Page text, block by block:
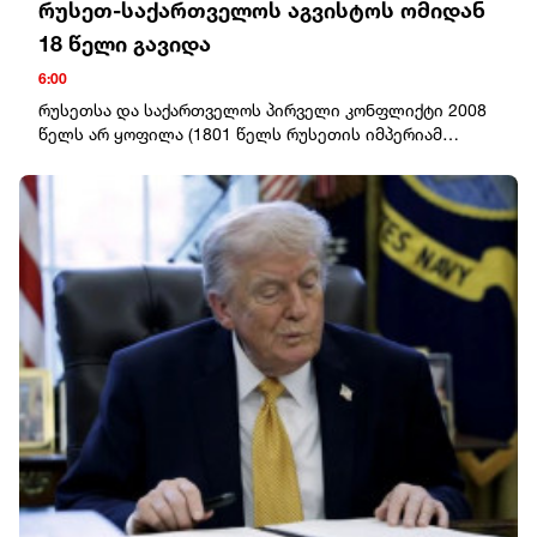
რუსეთ-საქართველოს აგვისტოს ომიდან
18 წელი გავიდა
6:00
რუსეთსა და საქართველოს პირველი კონფლიქტი 2008 წელს არ ყოფილა (1801 წელს რუსეთის იმპერიამ ქართლ-კახეთის სამეფო გააუქმა; 1810 წელს – იმერეთის სამეფო, 1828 წელს – გურიის, 1857 წელს – სვანეთის სამთავრო, 1864 წელს – აფხაზეთის, 1867 წელს კი – სამეგრელოს სამთავრო ოფიციალურად გააუქმა; 1921 წლის თებერვალში საქართველოში “წითელი არმია” შემოიჭრა, რასაც 70-წლიანი საბჭოთა მმართველობა მოჰყვა; 1924 წელს კომუნისტებმა დამოუკიდებლობისთვის მებრძოლი ათასობით ქართველი დახვრიტეს; მასობრივი რეპრესიები განხორციელდა 1937 წელსაც; 1989 წლის 9 აპრილს თავისუფლების მოედანზე, საბჭოთა სადამსჯელო რაზმის შემოსვლას 21 მშვიდობიანი დემონსტრანტის დაღუპვა მოჰყვა; რუსეთის დახმარებით, 1992 წელს საქართველოს – სამაჩაბლო, ხოლო 1993 წელს – აფხაზეთი გამოეყო, აღნიშნულ რეგიონებში ეთნიკური წმენდა განხორციელდა, თუმცა მაშინ და 2008 წლამდე ეს “ქართულ-აფხაზურ”‘და “ქართულ-ოსურ” ეთნიკურ კონფლიქტებად მოინათლა), თუმცა ამ დაპირისპირებას პირველად, ოფიციალურად ეწოდა “რუსეთ-საქართველოს” ომი და საერთაშორისო პრაქტიკაში დაიწყო დამკვიდრება ტერმინმა “ოკუპაცია”.2008 წლის აგვისტოს ომის შემდეგ, 26 აგვისტოს რუსეთის მაშინდელმა პრეზიდენტმა დიმიტრი მედვედევმა საქართველოს ორი რეგიონის – აფხაზეთის და ე.წ. სამხრეთ ოსეთის “დამოუკიდებლობა” გამოაცხადა. “მცოცავი ოკუპაცია”, ტერიტორიების მიტაცება და ადამიანების გატაცება დღემდე გრძელდება.2008 წლის აგვისტოს ომში დაღუპულ სამხედრო მოსამსახურეთა სიამ.შ. ოფიცერი: 22კაპრალ/სერჟანტი: 133რიგითი: 1რეზერვისტი: 10სამოქალაქო პირი: 3კაპიტან-ლეიტენანტი ჭიტაძე თეიმურაზ თამაზის ძე – სამხედრო საზღვაო-ძალებიკაპრალი დათუაშვილი ზვიად რევაზის ძე – სამხედრო საზღვაო-ძალებიკაპრალი ფიჩხაია თემურ გოგის ძე – სამხედრო საზღვაო-ძალებიკაპრალი ღვინჯილია გიორგი ნუგზარის ძე – სამხედრო საზღვაო-ძალებიკაპრალი ბარბაქაძე ზვიად ზურაბის ძე – სამხედრო საზღვაო-ძალებიკაპიტანი ბალხამიშვილი ალბერტ უშანგის ძე – სამხედრო-საჰაერო ძალებისერჟანტი დევნოზაშვილი ნოდარ ეფრემის ძე – სამხედრო-საჰაერო ძალებიავიაციის უმცროსი სერჟანტი ნანუაშვილი გიორგი ჯიმშერის ძე – სამხედრო-საჰაერო ძალებიკაპრალი ბასილაძე ბადრი გიორგის ძე – სამხედრო-საჰაერო ძალებიკაპრალი ტრაპაიძე შალვა გურამის ძე – I ქვეითი ბრიგადაკაპრალი თაყაძე ვიტალი ილიას ძე – I ქვეითი ბრიგადაკაპრალი ბეკურაშვილი მამუკა გოჩას ძე – I ქვეითი ბრიგადალეიტენანტი ხურციძე შოთა ოლეგის ძე – I ქვეითი ბრიგადაკაპრალი შაინიძე ასლან ჯემალის ძე – I ქვეითი ბრიგადაკაპრალი ნიკიტინი თამაზ ედუარდის ძე – II ქვეითი ბრიგადაუმცროსი სერჟანტი ფანცულაია მამია თამაზის ძე – II ქვეითი ბრიგადაკაპრალი თეფანია ლევან ოთარის ძე – II ქვეითი ბრიგადაუმცროსი სერჟანტი დიასამიძე ედნარ დურსუნის ძე – II ქვეითი ბრიგადაკაპრალი ჯაილოვა დიმიტრი ოთარის ძე – II ქვეითი ბრიგადაკაპრალი ბოკუჩავა თემურ ტარიელის ძე – II ქვეითი ბრიგადაკაპრალი სამაკაშვილი მამუკა ნუგზარის ძე – II ქვეითი ბრიგადაკაპრალი შაინიძე ამირან ნოდარის ძე – II ქვეითი ბრიგადაკაპრალი აბაშიძე მალხაზ ილიას ძე – II ქვეითი ბრიგადაკაპრალი ბალაშვილი ზურაბ გივის ძე – II ქვეითი ბრიგადაკაპრალი დვალიშვილი მიხეილ დავითის ძე – II ქვეითი ბრიგადაკაპრალი ბერიძე თეიმურაზ ბეჟანის ძე – II ქვეითი ბრიგადაკაპრალი შეყლაშვილი ილია ვაჟას ძე – II ქვეითი ბრიგადაუმცროსი სერჟანტი თურმანიძე ფრიდონ გიორგის ძე – II ქვეითი ბრიგადასერჟანტი შაინიძე ვაჟა ნოდარის ძე – II ქვეითი ბრიგადაუმცროსი სერჟანტი გელდიაშვილი ანზორ ვახტანგის ძე – II ქვეითი ბრიგადაუმცროსი სერჟანტი კოხრეიძე ლევან რეზოს ძე – II ქვეითი ბრიგადაუმცროსი სერჟანტი ონიანი ალექსანდრე ვალოდის ძე – II ქვეითი ბრიგადაკაპრალი წულაძე რუსლან ვილორიკის ძე – II ქვეითი ბრიგადაკაპრალი ფორჩხიძე ნიკოლოზ ჯონდოს ძე – II ქვეითი ბრიგადაკაპრალი კუპატაძე შმაგი როლანდის ძე – II ქვეითი ბრიგადაკაპრალი კაცაძე ზვიად სერგოს ძე – II ქვეითი ბრიგადაკაპრალი ჯანელიძე ირაკლი ვაჟას ძე – II ქვეითი ბრიგადაკაპრალი ბარამია მარლენ ტარიელის ძე – II ქვეითი ბრიგადასერჟანტი მელქაძე ლევან თამაზის ძე – II ქვეითი ბრიგადაკაპიტანი ლაგურაშვილი ლერი თენგიზის ძე – II ქვეითი ბრიგადაკაპრალი მანძულაშვილი ლევან ოლეგის ძე – II ქვეითი ბრიგადაკაპრალი წილოსანი ემზარ შუქრის ძე - II ქვეითი ბრიგადაავიაციის უმცროსი სერჟანტი კაკაურიძე ფელიქს მიტუშას ძე - II ქვეითი ბრიგადაკაპრალი ზოიძე რომანი ლევანის ძე- II ქვეითი ბრიგადაკაპრალი კოშაძე კახა აკაკის ძე- II ქვეითი ბრიგადაუმცროსი სერჟანტი გოგნაძე ვალერი სულიკოს ძე- II ქვეითი ბრიგადაუმცროსი სერჟანტი ეფაძე ზურაბ ავთანდილის ძე – III ქვეითი ბრიგადაუმცროსი სერჟანტი გაბუნია ილია ივანეს ძე – II ქვეითი ბრიგადაკაპრალი ტატუაშვილი გიორგი ზაურის ძე – III ქვეითი ბრიგადაკაპრალი ზაზაშვილი ალექსანდრე პავლეს ძე – III ქვეითი ბრიგადაკაპრალი ქამაშიძე ავთანდილ იოსების ძე – III ქვეითი ბრიგადაკაპრალი ხარჩილავა კობა რევაზის ძე – III ქვეითი ბრიგადაკაპრალი ბალახაშვილი არტემ გურამის ძე – III ქვეითი ბრიგადაუმცროსი სერჟანტი თუთისანი მერაბ მურმანის ძე – III ქვეითი ბრიგადაკაპრალი ციცქიშვილი ვალერი რეზოს ძე – III ქვეითი ბრიგადაკაპრალი გოგორიშვილი გიგა ტიტეს ძე – III ქვეითი ბრიგადაუმცროსი სერჟანტი კოპალიანი პაატა ჯეირანის ძე – III ქვეითი ბრიგადაუმცროსი სერჟანტი ბრეგაძე ფრიდონ ავთანდილის ძე – III ქვეითი ბრიგადაკაპიტანი ახობაძე მერაბ ტარიელის ძე – IV ქვეითი ბრიგადაკაპიტანი სერგია კობა იურის ძე – IV ქვეითი ბრიგადაკაპიტანი კირაკოზაშვილი გიორგი ოთარის ძე- IV ქვეითი ბრიგადამაიორი დოლიძე შალვა ზაურის ძე – IV ქვეითი ბრიგადასერჟანტი მგალობლიშვილი ფილიპე ჰამლეტის ძე – IV ქვეითი ბრიგადაუფროსი ლეიტენანტი ბაბუციძე ილია გიორგის ძე – IV ქვეითი ბრიგადაუფროსი ლეიტენანტი ნადარეიშვილი გიორგი გენადის ძე- IV ქვეითი ბრიგადალეიტენანტი ბარდაველიძე ალია მერაბის ძე- IV ქვეითი ბრიგადაკაპრალი დევდარიანი ლევან ცაგოს ძე- IV ქვეითი ბრიგადაკაპრალი ბაზაძე ირაკლი ომარის ძე- IV ქვეითი ბრიგადაკაპრალი თენიეშვილი ზაურ ჯუმბერის ძე- IV ქვეითი ბრიგადაკაპრალი ლომიძე ავედიკ ვახტანგის ძე- IV ქვეითი ბრიგადაკაპრალი ყალაბეგიშვილი ნიკა გაბრიელის ძე- IV ქვეითი ბრიგადა-70კაპრალი ჯიქია დავით დაზმერის ძე- IV ქვეითი ბრიგადაკაპრალი დადვანი საბა შამილის ძე – IV ქვეითი ბრიგადაკაპრალი ირემაძე მურთაზ გურამის ძე – IV ქვეითი ბრიგადაკაპრალი გზირიშვილი ვახტანგ ბადრის ძე – IV ქვეითი ბრიგადაკაპრალი დვალიშვილი დავით რობერტის ძე – IV ქვეითი ბრიგადაკაპრალი დოიჯაშვილი ონისე ლევანის ძე – IV ქვეითი ბრიგადაკაპრალი მჟავანაძე რაულ ასლანის ძე – IV ქვეითი ბრიგადაკაპრალი ჩადუნელი დევი ჯონდოს ძე – IV ქვეითი ბრიგადაკაპრალი ქარჩავა გოგიტა ნუგზარის ძე – IV ქვეითი ბრიგადაკაპრალი მახარაშვილი ზაურ მურმანის ძე – IV ქვეითი ბრიგადა-80კაპრალი წურწუმია კობა ამირანის ძე – IV ქვეითი ბრიგადაკაპრალი ჯავახიშვილი გიორგი გენადის ძე – IV ქვეითი ბრიგადაკაპრალი ღვინიაშვილი სოსო თენგიზის ძე – IV ქვეითი ბრიგადაკაპრალი ბერიკაშვილი გიორგი მიხეილის ძე – IV ქვეითი ბრიგადაკაპრალი დავითაშვილი ვლადიმერ უშანგის ძე – IV ქვეითი ბრიგადაკაპრალი იოსებიძე ლევან შუქურის ძე- IV ქვეითი ბრიგადაკაპრალი ახალკაცი რეზო გიორგის ძე- IV ქვეითი ბრიგადაკაპრალი აბრამიშვილი ზურაბ გიორგის ძე- IV ქვეითი ბრიგადაუფროსი სერჟანტი ფერაძე ზაზა თენგიზის ძე – IV ქვეითი ბრიგადაუმცროსი სერჟანტი სოფრომაძე უშანგი ომარის ძე- I ქვეითი ბრიგადამაიორი ჭედია გელა გივის ძე – V ქვეითი ბრიგადასამედიცინო სამსახურის სერჟანტი ჭელიძე მერაბ თამაზის ძე – V ქვეითი ბრიგადაკაპრალი ღვინიაშვილი გიორგი თენგიზის ძე – V ქვეითი ბრიგადაკაპრალი მამალაძე ამირან გურამის ძე – V ქვეითი ბრიგადაკაპრალი ტოროშელიძე ჯიმშერ იაშას ძე – საინჟინრო ბრიგადაკაპრალი მურადაშვილი გიორგი პაატას ძე – საინჟინრო ბრიგადასერჟანტი ახალკაცი ზაზა ბეგლარის ძე – საინჟინრო ბრიგადაპოლკოვნიკი ელიზბარაშვილი დავით ვალიკოს ძე – საინჟინრო ბრიგადაუფროსი სერჟანტი ბერიანიძე არჩილ ვახტანგის ძე – ცალკეული ჯავშანსატანკო ბატალიონისერჟანტი ბადრიაშვილი გიორგი ნოდარის ძე – ცალკეული ჯავშანსატანკო ბატალიონი -100უფროსი სერჟანტი მელიქიძე თამაზ არდიკოს ძე – ცალკეული ჯავშანსატანკო ბატალიონიკაპრალი კვალიაშვილი ივანე მალხაზის ძე – ცალკეული ჯავშანსატანკო ბატალიონიკაპრალი განჯელაშვილი ვასილ გივის ძე – ცალკეული ჯავშანსატანკო ბატალიონიკაპრალი რომელაშვილი გიორგი ირაკლის ძე – ცალკეული ჯავშანსატანკო ბატალიონიკაპრალი დოთიაშვილი ზაზა ზაურის ძე – ცალკეული ჯავშანსატანკო ბატალიონიკაპრალი კურდღელაშვილი ჯიმშერ ელგუჯას ძე – ცალკეული ჯავშანსატანკო ბატალიონიკაპრალი მამუკაშვილი გიორგი ვალერის ძე – ცალკეული ჯავშანსატანკო ბატალიონიკაპრალი კვირიკაშვილი ზაქარია იოსების ძე – ცალკეული ჯავშანსატანკო ბატალიონისერჟანტი ინაური ელგუჯა ნოდარის ძე – ცალკეული ჯავშანსატანკო ბატალიონიკაპრალი ურიგაშვილი ზურაბ თამაზის ძე – ცალკეული ჯავშანსატანკო ბატალიონიკაპრალი მეხატურიშვილი იოსებ გურამის ძე – ცალკეული ჯავშანსატანკო ბატალიონიკაპრალი მიჩიტაშვილი მზეჭაბუკ ტარიელის ძე – ცალკეული ჯავშანსატანკო ბატალიონიკაპრალი ერაშვილი გიზო გურამის ძე – ცალკეული ჯავშანსატანკო ბატალიონიკაპრალი წულაია გიზო გულივერის ძე – ცალკეული ჯავშანსატანკო ბატალიონიკაპრალი ელიკაშვილი ივანე ნუგზარის ძე – ცალკეული ჯავშანსატანკო ბატალიონიუფროსი სერჟანტი მაკრახიძე გოგიტა გურამის ძე – ცალკეული ჯავშანსატანკო ბატალიონიკაპრალი ქარელი ოთარ პაატას ძე – ცალკეული ჯავშანსატანკო ბატალიონისერჟანტი ცერცვაძე მიხეილ ქიშვარდის ძე – ცალკეული ჯავშანსატანკო ბატალიონიკაპრალი შაინიძე გიორგი დავითის ძე – ცალკეული მსუბუქი ქვეითი ბატალიონიუმცროსი სერჟანტი ასლანიძე ომარ ლეოს ძე – ცალკეული მსუბუქი ქვეითი ბატალიონისერჟანტი თავგორაშვილი კახაბერ გიორგის ძე – სპეციალური ოპერაციების დაჯგუფებას/პირი რაზმაძე ამირან ავთანდილის ძე – ჯარების ლოგისტიკური უზრუნველყოფის დეპარტამენტირეზერვისტი ხურცილავა დათა ბესიკის ძე – ეროვნული გვარდიარეზერვისტი ჭითანავა გოგა ტარიელის ძე – ეროვნული გვარდიარეზერვისტი კიკალეიშვილი ოთარ ბახვას ძე – ეროვნული გვარდიარეზერვისტი გაბუნია შალვა ემზარის ძე – ეროვნული გვარდიარეზერვისტი ბერაია გოგა რევაზის ძე – ეროვნული გვარდიარეზერვისტი იოსავა მიხეილ ბესიკის ძე – ეროვნული გვარდიარეზერვისტი ჭოჭუა ლევანი მძლავრის ძე – ეროვნული გვარდიარეზერვისტი მორბედაძე ირაკლი ოთარის ძე – ეროვნული გვარდიარეზერვისტი ბოჭოიძე ზაზა სავლეს ძე – ეროვნული გვარდიარეზერვისტი-კობა ჯაშაშვილი - ეროვნული გვარდიაკაპრალი ბლიაძე დავით ბუხუტის ძე - IV ქვეითი ბრიგადაკაპრალი ქამაშიძე ტარიელ მიხეილის ძე- IV ქვეითი ბრიგადალეიტენანტი მამისაშვილი რეზო გელას ძე- IV ქვეითი ბრიგადაკაპრალი წიქარიშვილი გიორგი ზაზას ძე- IV ქვეითი ბრიგადაკაპრალი ჭაღალიძე თენგიზ შოთას ძე- IV ქვეითი ბრიგადაკაპრალი გლუნჩაძე ზაზა თენგიზის ძე- IV ქვეითი ბრიგადაკაპიტანი ყულოშვილი ერეკლე მიხეილის ძე- IV ქვეითი ბრიგადაკაპიტანი თანდაშვილი ალექსანდრე დიმიტრის ძე- IV ქვეითი ბრიგადაკაპრალი გოროზია სერგეი კონსტანტინეს ძე-IV ქვეითი ბრიგადაკაპრალი მიდელაშვილი ლევანი ავთანდილის ძე – IV ქვეითი ბრიგადასამედიცინო სამსახურის უმცროსი ლეიტენანტი ბეგიაშვილი ზურაბ თემურის ძე- IV ქვეითი ბრიგადაუმცროსი სერჟანტი ანწუხელიძე გიორგი ზაურის ძე – IV ქვეითი ბრიგ